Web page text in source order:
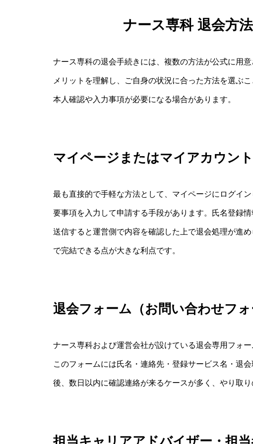
ナース専科 退会方
ナース専科の退会手続きには、複数の方法が公式に用
メリットを理解し、ご自身の状況に合った方法を選ぶ
本人確認や入力事項が必要になる場合があります。
マイページまたはマイアカウン
最も直接的で手軽な方法として、マイページにログイ
要事項を入力して申請する手段があります。氏名登録
送信すると運営側で内容を確認した上で退会処理が進
で完結できる点が大きな利点です。
退会フォーム（お問い合わせフ
ナース専科および運営会社が設けている退会専用フォ
このフォームには氏名・連絡先・登録サービス名・退
後、数日以内に確認連絡が来るケースが多く、やり取り
担当キャリアアドバイザー・担